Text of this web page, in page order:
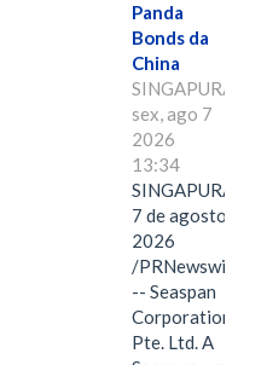
Panda
Bonds da
China
SINGAPURA,
sex, ago 7
2026
13:34
SINGAPURA,
7 de agosto de
2026
/PRNewswire/
-- Seaspan
Corporation
Pte. Ltd. A